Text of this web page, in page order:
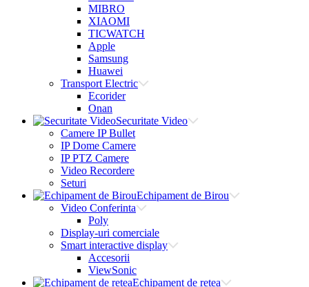
MIBRO
XIAOMI
TICWATCH
Apple
Samsung
Huawei
Transport Electric
Ecorider
Onan
Securitate Video
Camere IP Bullet
IP Dome Camere
IP PTZ Camere
Video Recordere
Seturi
Echipament de Birou
Video Conferinta
Poly
Display-uri comerciale
Smart interactive display
Accesorii
ViewSonic
Echipament de retea